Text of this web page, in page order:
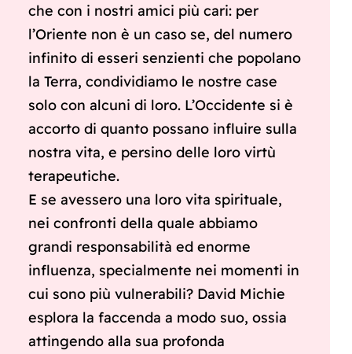
che con i nostri amici più cari: per
l’Oriente non è un caso se, del numero
infinito di esseri senzienti che popolano
la Terra, condividiamo le nostre case
solo con alcuni di loro. L’Occidente si è
accorto di quanto possano influire sulla
nostra vita, e persino delle loro virtù
terapeutiche.
E se avessero una loro vita spirituale,
nei confronti della quale abbiamo
grandi responsabilità ed enorme
influenza, specialmente nei momenti in
cui sono più vulnerabili? David Michie
esplora la faccenda a modo suo, ossia
attingendo alla sua profonda